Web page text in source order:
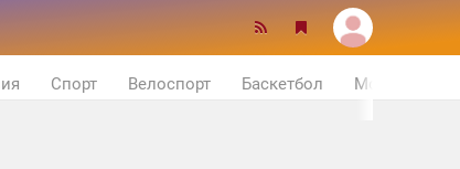
Спорт Велоспорт Баскетбол Мотор